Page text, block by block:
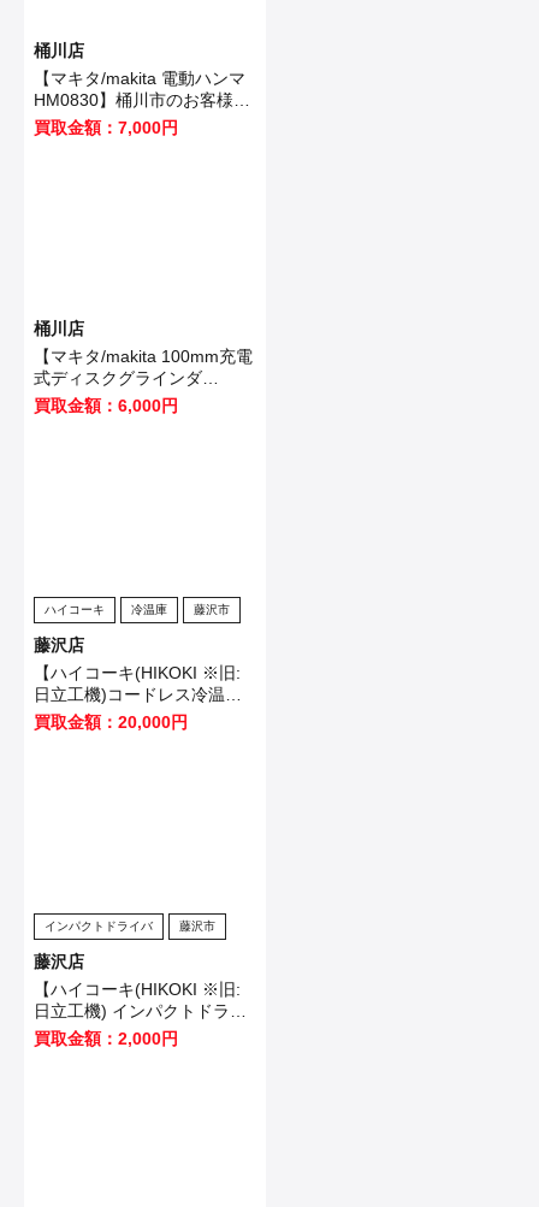
桶川店
【マキタ/makita 電動ハンマ
HM0830】桶川市のお客様か
ら買取いたしました！
買取金額：7,000円
桶川店
【マキタ/makita 100mm充電
式ディスクグラインダ
GA403DRGN】桶川市のお客
様から買取いたしました！
買取金額：6,000円
ハイコーキ 冷温庫 藤沢市
藤沢店
【ハイコーキ(HIKOKI ※旧:
日立工機)コードレス冷温庫
UL18DB(NMG)】藤沢市のお
客様から買取させていただき
買取金額：20,000円
インパクトドライバ 藤沢市
藤沢店
【ハイコーキ(HIKOKI ※旧:
日立工機) インパクトドライ
バ WH12VE】横浜市のお客
様から買取させていただきま
買取金額：2,000円